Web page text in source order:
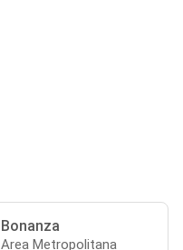
Bonanza
Area Metropolitana